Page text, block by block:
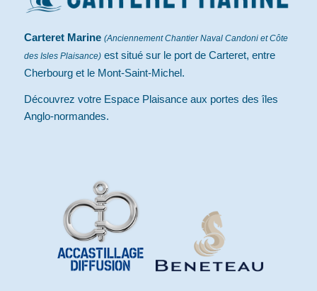
Carteret Marine (Anciennement Chantier Naval Candoni et Côte
des Isles Plaisance)est situé sur le port de Carteret, entre
Cherbourg et le Mont-Saint-Michel.
Découvrez votre Espace Plaisance aux portes des îles
Anglo-normandes.